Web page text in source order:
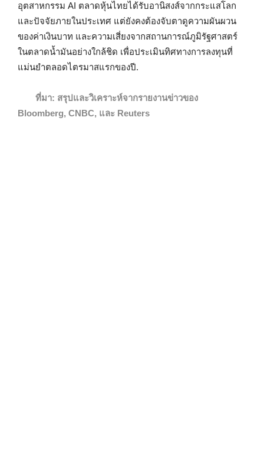
อุตสาหกรรม AI ตลาดหุ้นไทยได้รับอานิสงส์จากกระแสโลก
และปัจจัยภายในประเทศ แต่ยังคงต้องจับตาดูความผันผวน
ของค่าเงินบาท และความเสี่ยงจากสถานการณ์ภูมิรัฐศาสตร์
ในตลาดน้ำมันอย่างใกล้ชิด เพื่อประเมินทิศทางการลงทุนที่
แม่นยำตลอดไตรมาสแรกของปี.
ที่มา: สรุปและวิเคราะห์จากรายงานข่าวของ
Bloomberg, CNBC, และ Reuters